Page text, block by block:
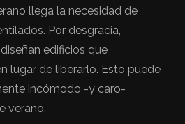
llega la necesidad de
Por desgracia,
edificios que
lugar de liberarlo. Esto puede
incómodo -y caro-
verano.